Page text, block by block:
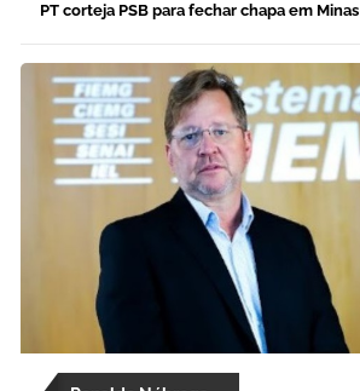
PT corteja PSB para fechar chapa em Minas